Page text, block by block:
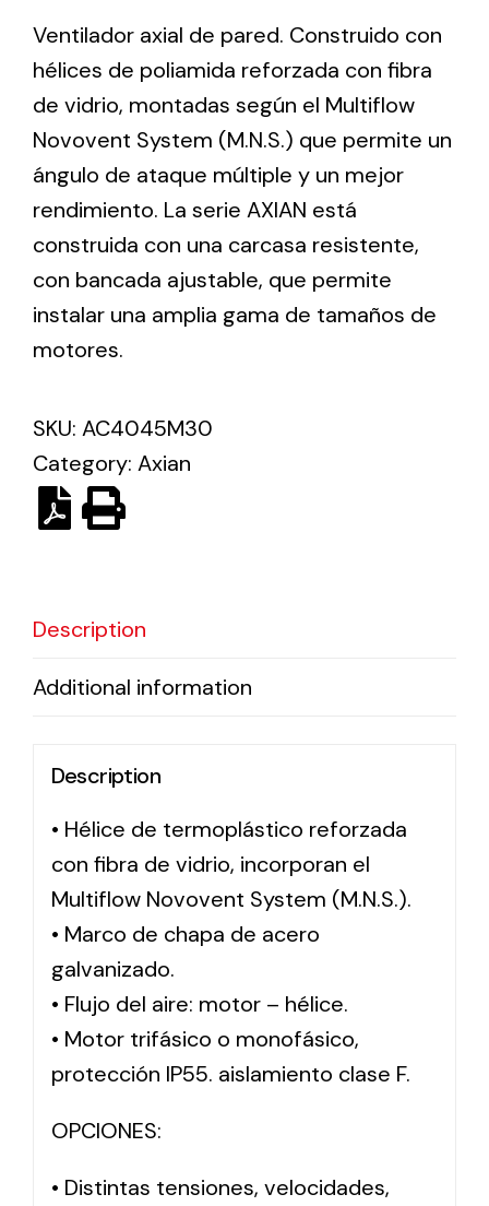
Ventilation
The incorporation of Novovent into the group
meant a greater offer of ventilation products for
different uses
Iluminación Solar
Ventilador axial de pared. Construido con
hélices de poliamida reforzada con fibra
de vidrio, montadas según el Multiflow
Novovent System (M.N.S.) que permite un
ángulo de ataque múltiple y un mejor
rendimiento. La serie AXIAN está
construida con una carcasa resistente,
con bancada ajustable, que permite
instalar una amplia gama de tamaños de
motores.
SKU: AC4045M30
Category: Axian
Description
Additional information
Description
• Hélice de termoplástico reforzada
con fibra de vidrio, incorporan el
Multiflow Novovent System (M.N.S.).
• Marco de chapa de acero
galvanizado.
• Flujo del aire: motor – hélice.
• Motor trifásico o monofásico,
protección IP55. aislamiento clase F.
OPCIONES:
• Distintas tensiones, velocidades,